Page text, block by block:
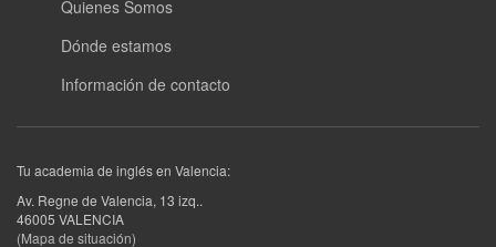
Quienes Somos
Dónde estamos
Información de contacto
Tu academia de inglés en Valencia:
Av. Regne de Valencia, 13 izq..
46005 VALENCIA
(Mapa de situación)